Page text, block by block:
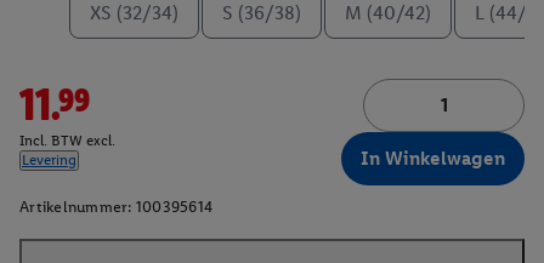
XS (32/34) S (36/38) M (40/42) L (44/
11.99
Incl. BTW excl.
Levering
In Winkelwagen
Artikelnummer: 100395614